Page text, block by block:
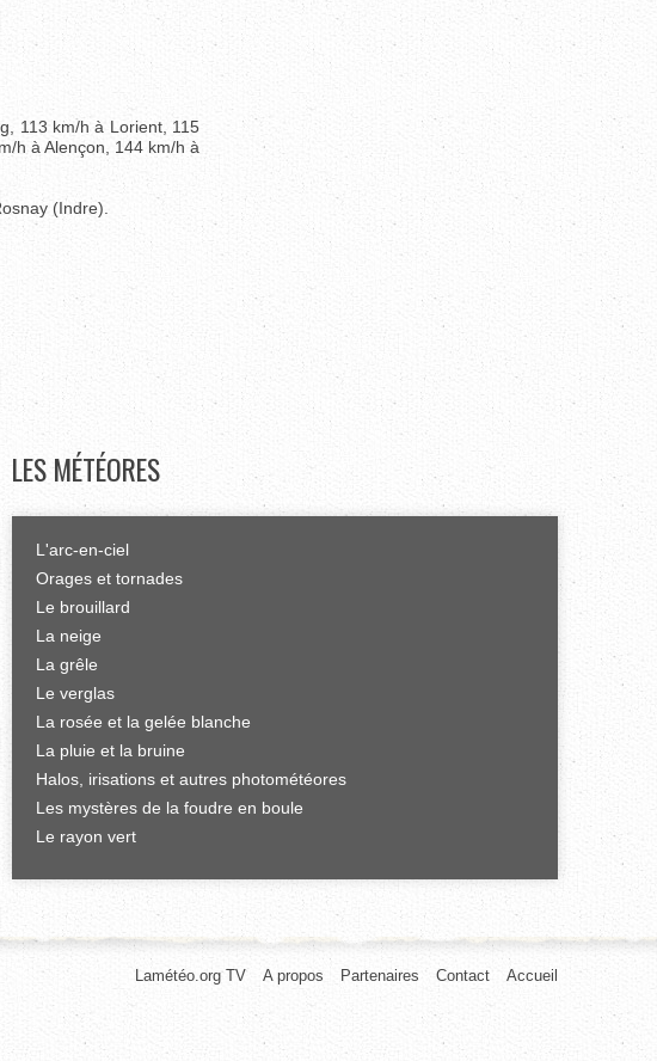
113 km/h à Lorient, 115
h à Alençon, 144 km/h à
(Indre).
LESMÉTÉORES
L'arc-en-ciel
Orages et tornades
Le brouillard
La neige
La grêle
Le verglas
La rosée et la gelée blanche
La pluie et la bruine
Halos, irisations et autres photométéores
Les mystères de la foudre en boule
Le rayon vert
Accueil
Contact
Partenaires
A propos
Lamétéo.org TV